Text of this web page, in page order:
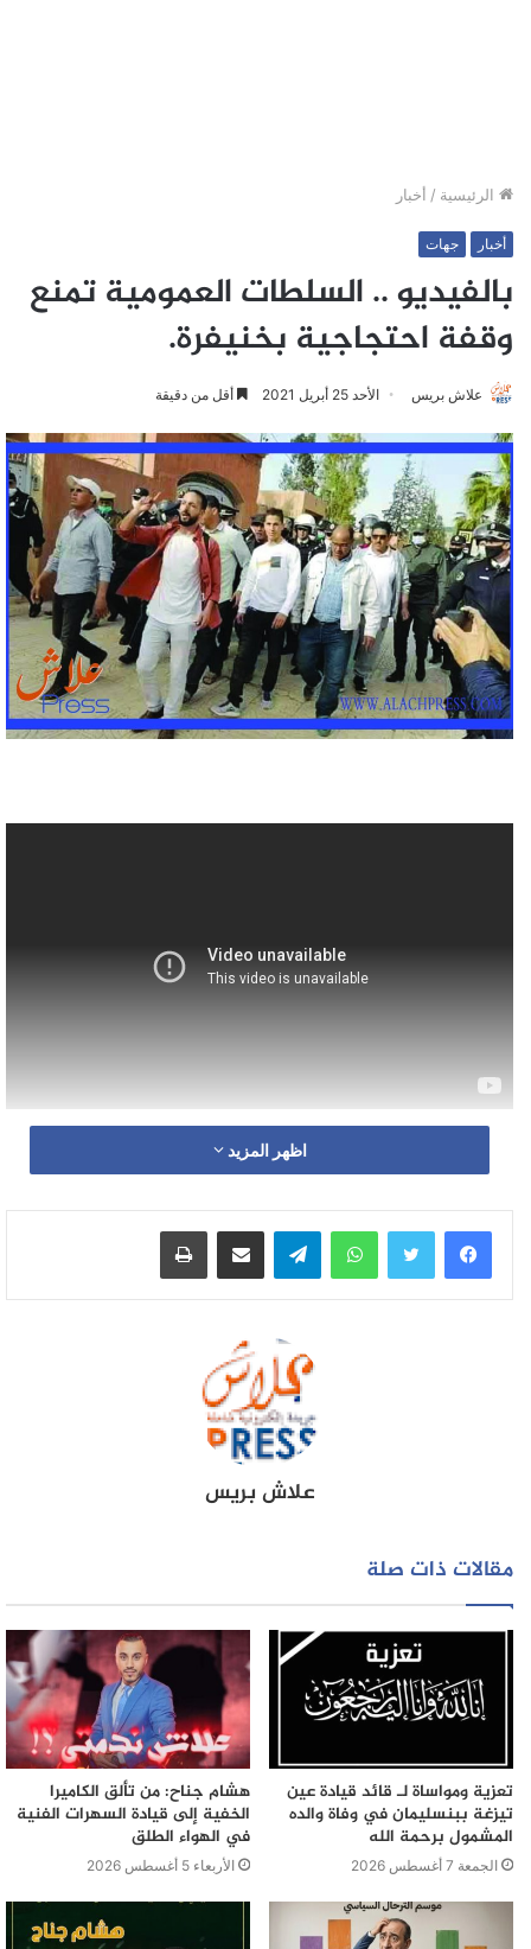
الرئيسية / أخبار
أخبار جهات
بالفيديو .. السلطات العمومية تمنع
وقفة احتجاجية بخنيفرة.
علاش بريس الأحد 25 أبريل 2021 أقل من دقيقة
اظهر المزيد
واتساب تيلقرام مشاركة عبر البريد طباعة
علاش بريس
مقالات ذات صلة
تعزية ومواساة لـ قائد قيادة عين
تيزغة ببنسليمان في وفاة والده
المشمول برحمة الله
الجمعة 7 أغسطس 2026
هشام جناح: من تألق الكاميرا
الخفية إلى قيادة السهرات الفنية
في الهواء الطلق
الأربعاء 5 أغسطس 2026